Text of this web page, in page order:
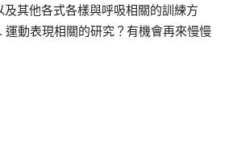
其他各式各樣與呼吸相關的訓練方
運動表現相關的研究？有機會再來慢慢